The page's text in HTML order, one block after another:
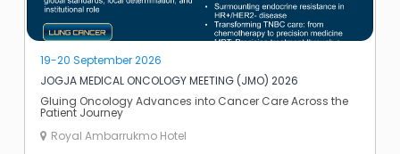
19-20 September 2026
JOGJA MEDICAL ONCOLOGY MEETING (JMO) 2026
Gluing Oncology Advances into Cancer Care Across the
Patient Journey
Royal Ambarrukmo Hotel